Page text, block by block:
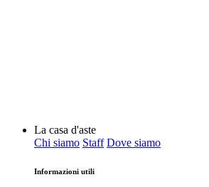
La casa d'aste
Chi siamo Staff Dove siamo
Informazioni utili